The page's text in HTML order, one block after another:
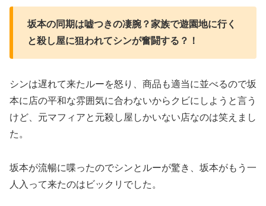
坂本の同期は嘘つきの凄腕？家族で遊園地に行く
と殺し屋に狙われてシンが奮闘する？！
シンは遅れて来たルーを怒り、商品も適当に並べるので坂
本に店の平和な雰囲気に合わないからクビにしようと言う
けど、元マフィアと元殺し屋しかいない店なのは笑えまし
た。
坂本が流暢に喋ったのでシンとルーが驚き、坂本がもう一
人入って来たのはビックリでした。